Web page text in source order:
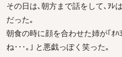
その日は､朝方まで話をして､ｦﾚ
だった｡
朝食の時に顔を合わせた姉が｢ｵ
ね･･･｡｣ と悪戯っぽく笑った｡